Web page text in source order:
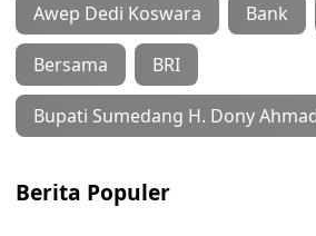
Awep Dedi Koswara Bank
Bersama BRI
Bupati Sumedang H. Dony
Berita Populer